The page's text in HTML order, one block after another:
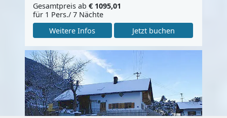
Gesamtpreis ab € 1095,01
für 1 Pers./ 7 Nächte
Weitere Infos
Jetzt buchen